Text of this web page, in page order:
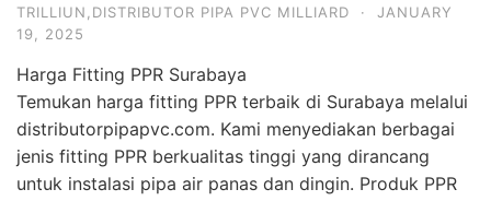
TRILLIUN,DISTRIBUTOR PIPA PVC MILLIARD
·
JANUARY
19, 2025
Harga Fitting PPR Surabaya
Temukan harga fitting PPR terbaik di Surabaya melalui
distributorpipapvc.com. Kami menyediakan berbagai
jenis fitting PPR berkualitas tinggi yang dirancang
untuk instalasi pipa air panas dan dingin. Produk PPR